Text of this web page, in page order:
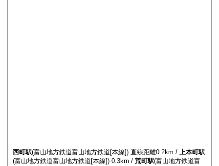
西町駅(富山地方鉄道富山地方鉄道[本線]) 直線距離0.2km / 上本町駅
(富山地方鉄道富山地方鉄道[本線]) 0.3km / 荒町駅(富山地方鉄道富